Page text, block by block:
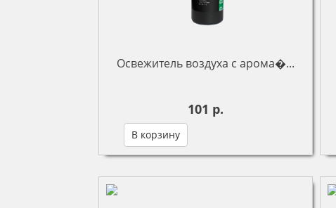
Освежитель воздуха с арома�...
101 р.
В корзину